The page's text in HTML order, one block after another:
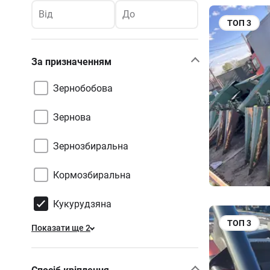
Від До
За призначенням
Зернобобова
Зернова
Зернозбиральна
Кормозбиральна
Кукурудзяна
Показати ще 2
ТОП 3
ТОП 3